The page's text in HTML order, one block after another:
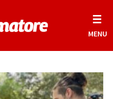
☰
MENU